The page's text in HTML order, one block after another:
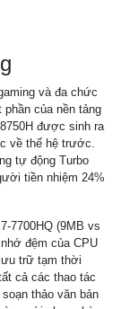
và đa chức
của nền tảng
được sinh ra
về thế hệ trước.
tự động Turbo
tiền nhiệm 24%
7700HQ (9MB vs
đệm của CPU
trữ tạm thời
cả các thao tác
thảo văn bản